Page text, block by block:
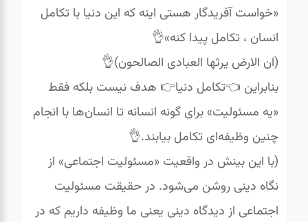
«خواست آفریدگار هستی اینه که این دنیا با تکامل
انسان ، تکامل پیدا کنه»👌
(ان الارض یرثها العبادی الصالحون)👌
بنابراین 👈تکامل دنیا👉 هدف نیست بلکه فقط
«یه مسئولیت» برای گونه انسانه‌ تا انسان‌ها با انجام
چنین وظیفه‌ای تکامل بیابند.👌
(با این بینش در واقعیت «مسئولیت اجتماعی» از
نگاه دینی روشن می‌شود. در حقیقت مسئولیت
اجتماعی از دیدگاه دینی یعنی ما وظیفه داریم که در